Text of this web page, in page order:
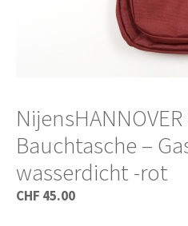
Bauchtasche –
wasserdicht -rot
CHF 45.00